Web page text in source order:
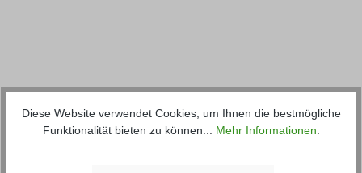
Produktgalerie überspringen
passende Artikel
Diese Website verwendet Cookies, um Ihnen die bestmögliche
Funktionalität bieten zu können... Mehr Informationen.